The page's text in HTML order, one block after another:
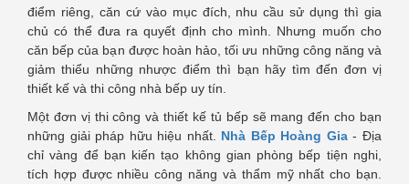
điểm riêng, căn cứ vào mục đích, nhu cầu sử dụng thì gia
chủ có thể đưa ra quyết định cho mình. Nhưng muốn cho
căn bếp của bạn được hoàn hảo, tối ưu những công năng và
giảm thiểu những nhược điểm thì bạn hãy tìm đến đơn vị
thiết kế và thi công nhà bếp uy tín.
Một đơn vị thi công và thiết kế tủ bếp sẽ mang đến cho bạn
những giải pháp hữu hiệu nhất. Nhà Bếp Hoàng Gia- Địa
chỉ vàng để bạn kiến tạo không gian phòng bếp tiện nghi,
tích hợp được nhiều công năng và thẩm mỹ nhất cho bạn.